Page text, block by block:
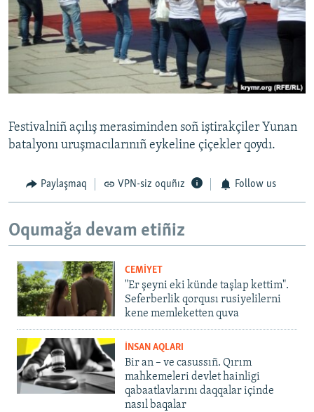
Festivalniñ açılış merasiminden soñ iştirakçiler Yunan
batalyonı uruşmacılarınıñ eykeline çiçekler qoydı.
Paylaşmaq VPN-siz oquñız Follow us
Oqumağa devam etiñiz
CEMİYET
"Er şeyni eki künde taşlap kettim".
Seferberlik qorqusı rusiyelilerni
kene memleketten quva
İNSAN AQLARI
Bir an – ve casussıñ. Qırım
mahkemeleri devlet hainligi
qabaatlavlarını daqqalar içinde
nasıl baqalar